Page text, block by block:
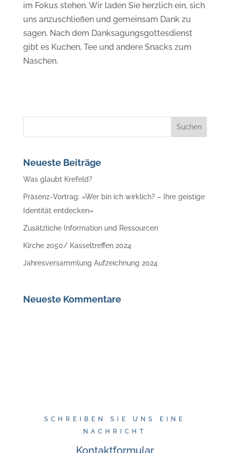
im Fokus stehen. Wir laden Sie herzlich ein, sich
uns anzuschließen und gemeinsam Dank zu
sagen. Nach dem Danksagungsgottesdienst
gibt es Kuchen, Tee und andere Snacks zum
Naschen.
Neueste Beiträge
Was glaubt Krefeld?
Präsenz-Vortrag: »Wer bin ich wirklich? – Ihre geistige
Identität entdecken«
Zusätzliche Information und Ressourcen
Kirche 2050/ Kasseltreffen 2024
Jahresversammlung Aufzeichnung 2024
Neueste Kommentare
SCHREIBEN SIE UNS EINE
NACHRICHT
Kontaktformular